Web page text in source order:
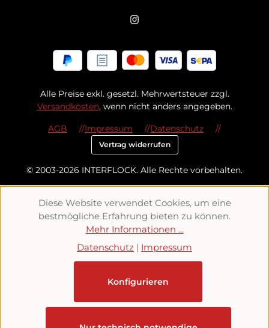
Alle Preise exkl. gesetzl. Mehrwertsteuer zzgl.
Versandkosten, wenn nicht anders angegeben.
© 2003-2026 INTERFLOCK. Alle Rechte vorbehalten.
AGB Impressum Datenschutz
Vertrag widerrufen
Diese Website verwendet Cookies, um eine
bestmögliche Erfahrung bieten zu können.
Mehr Informationen ...
Datenschutz | Impressum
Konfigurieren